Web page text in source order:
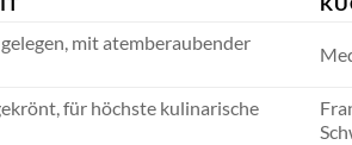
mit atemberaubender
für höchste kulinarische